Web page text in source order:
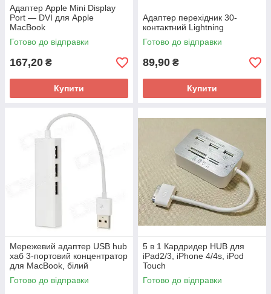
Адаптер Apple Mini Display
Port — DVI для Apple
MacBook
Готово до відправки
167,20 ₴
Купити
Адаптер перехідник 30-
контактний Lightning
Готово до відправки
89,90 ₴
Купити
Мережевий адаптер USB hub
хаб 3-портовий концентратор
для MacBook, білий
Готово до відправки
5 в 1 Кардридер HUB для
iPad2/3, iPhone 4/4s, iPod
Touch
Готово до відправки